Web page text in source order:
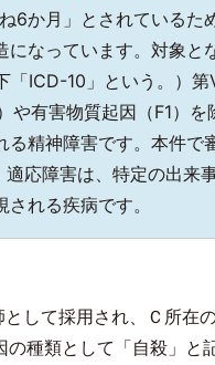
か月」とされているた
なっています。 対象と
「ICD-10」という。）
や有害物質起因（F1）
精神障害です。本件
応障害は、特定の出来
れる疾病です。
として採用され、Ｃ所
種類として「自殺」